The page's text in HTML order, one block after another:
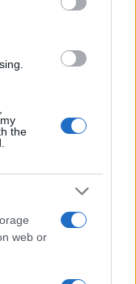
the
web or
στο